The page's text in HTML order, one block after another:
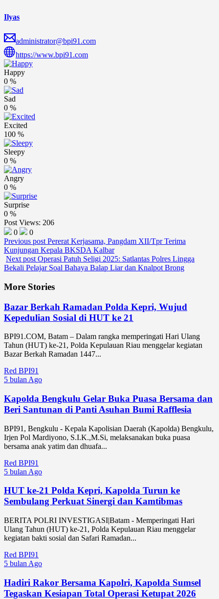
Ilyas
administrator@bpi91.com
https://www.bpi91.com
Happy
0 %
Sad
0 %
Excited
100 %
Sleepy
0 %
Angry
0 %
Surprise
0 %
Post Views: 206
0
0
Previous post Pererat Kerjasama, Pangdam XII/Tpr Terima
Kunjungan Kepala BKSDA Kalbar
Next post Operasi Patuh Seligi 2025: Satlantas Polres Lingga
Bekali Pelajar Soal Bahaya Balap Liar dan Knalpot Brong
More Stories
Bazar Berkah Ramadan Polda Kepri, Wujud
Kepedulian Sosial di HUT ke 21
BPI91.COM, Batam – Dalam rangka memperingati Hari Ulang
Tahun (HUT) ke-21, Polda Kepulauan Riau menggelar kegiatan
Bazar Berkah Ramadan 1447...
Red BPI91
5 bulan Ago
Kapolda Bengkulu Gelar Buka Puasa Bersama dan
Beri Santunan di Panti Asuhan Bumi Rafflesia
BPI91, Bengkulu - Kepala Kapolisian Daerah (Kapolda) Bengkulu,
Irjen Pol Mardiyono, S.I.K.,M.Si, melaksanakan buka puasa
bersama anak yatim dan dhuafa...
Red BPI91
5 bulan Ago
HUT ke-21 Polda Kepri, Kapolda Turun ke
Sembulang Perkuat Sinergi dan Kamtibmas
BERITA POLRI INVESTIGASI|Batam - Memperingati Hari
Ulang Tahun (HUT) ke-21, Polda Kepulauan Riau menggelar
kegiatan bakti sosial dan Safari Ramadan...
Red BPI91
5 bulan Ago
Hadiri Rakor Bersama Kapolri, Kapolda Sumsel
Tegaskan Kesiapan Total Operasi Ketupat 2026